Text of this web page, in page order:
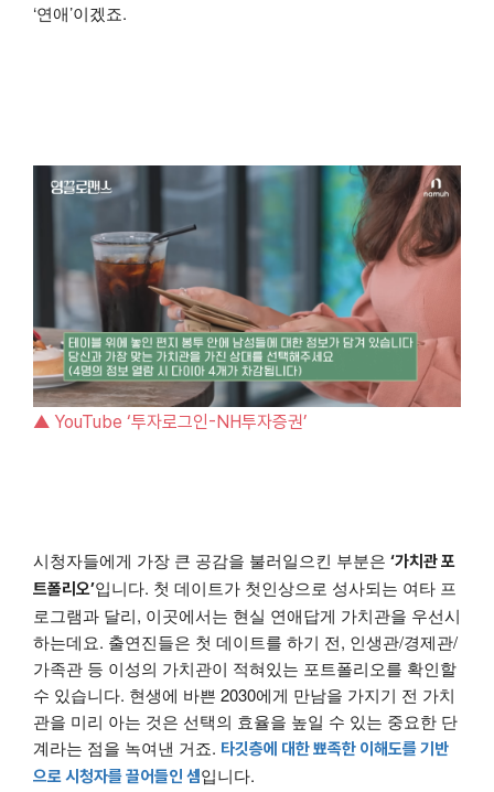
‘연애’이겠죠.
▲ YouTube ‘투자로그인-NH투자증권’
시청자들에게 가장 큰 공감을 불러일으킨 부분은 ‘가치관 포
트폴리오’입니다. 첫 데이트가 첫인상으로 성사되는 여타 프
로그램과 달리, 이곳에서는 현실 연애답게 가치관을 우선시
하는데요. 출연진들은 첫 데이트를 하기 전, 인생관/경제관/
가족관 등 이성의 가치관이 적혀있는 포트폴리오를 확인할
수 있습니다. 현생에 바쁜 2030에게 만남을 가지기 전 가치
관을 미리 아는 것은 선택의 효율을 높일 수 있는 중요한 단
계라는 점을 녹여낸 거죠. 타깃층에 대한 뾰족한 이해도를 기반
으로 시청자를 끌어들인 셈입니다.